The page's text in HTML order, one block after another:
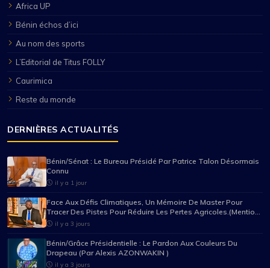
Africa UP
Bénin échos d’ici
Au nom des sports
L’Editorial de Titus FOLLY
Caurimica
Reste du monde
DERNIÈRES ACTUALITÉS
Bénin/Sénat : Le Bureau Présidé Par Patrice Talon Désormais
Connu
il y a 1 jour
Face Aux Défis Climatiques, Un Mémoire De Master Pour
Tracer Des Pistes Pour Réduire Les Pertes Agricoles.(Mention
Très Bien Pour Mario Pancrace Sossou-Houessou)
il y a 3 jours
Bénin/Grâce Présidentielle : Le Pardon Aux Couleurs Du
Drapeau (Par Alexis AZONWAKIN )
il y a 3 jours